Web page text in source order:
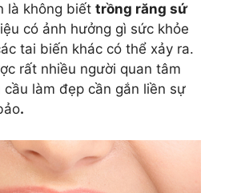
là không biết trồng răng sứ
có ảnh hưởng gì sức khỏe
tai biến khác có thể xảy ra.
rất nhiều người quan tâm
làm đẹp cần gắn liền sự
.